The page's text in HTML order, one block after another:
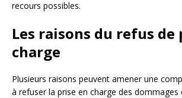
recours possibles.
Les raisons du refus de
charge
Plusieurs raisons peuvent amener une
à refuser la prise en charge des dommages